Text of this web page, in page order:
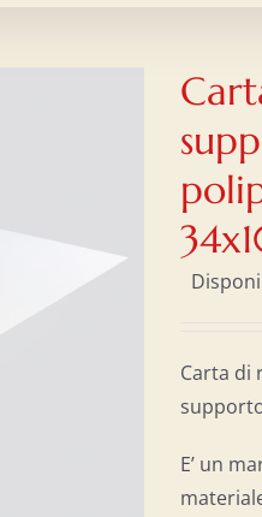
Carta di
E’ un